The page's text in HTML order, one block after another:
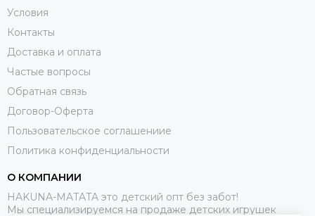
Условия
Контакты
Доставка и оплата
Частые вопросы
Обратная связь
Договор-Оферта
Пользовательское соглашениие
Политика конфиденциальности
О КОМПАНИИ
HAKUNA-MATATA это детский опт без забот!
Мы специализируемся на продаже детских игрушек